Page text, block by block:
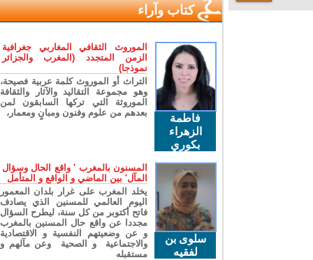
كتاب وآراء
فاطمة
الزهراء
بكوري
الموروث الثقافي المغاربي جغرافية
الزمن المتجدد (المغرب والجزائر
نموذجا)
التراث أو الموروث كلمة عربية فصيحة،
وهو مجموعة التقاليد والآثار والثقافة
الموروثة التي تركها السابقون لمن
بعدهم من علوم وفنون ومبانٍ ومعمار،
سلوى بن
لفقيه
المسنون بالمغرب ' واقع الحال وسؤال
المآل' بين الماضي و الواقع و المتأمل
يخلد المغرب على غرار بلدان المعمور
اليوم العالمي للمسنين الذي يصادف
فاتح أكتوبر من كل سنة، ليطرح السؤال
مجددا عن واقع حال المسنين بالمغرب
و عن وضعيتهم النفسية و الاقتصادية
والاجتماعية و الصحية وعن مآلهم و
مستقبله